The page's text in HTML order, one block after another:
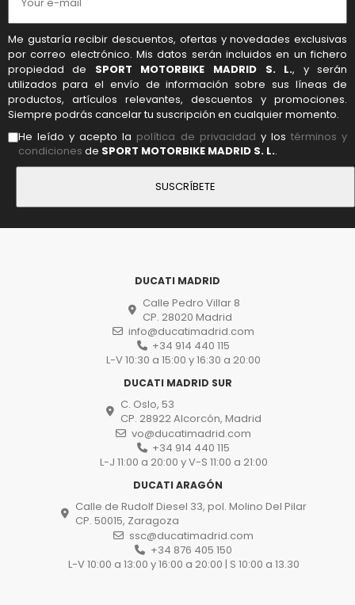
Me gustaría recibir descuentos, ofertas y novedades exclusivas
por correo electrónico. Mis datos serán incluidos en un fichero
propiedad de SPORT MOTORBIKE MADRID S. L., y serán
utilizados para el envío de información sobre sus líneas de
productos, artículos relevantes, descuentos y promociones.
Siempre podrás cancelar tu suscripción en cualquier momento.
He leído y acepto la política de privacidad y lostérminos y
condiciones de SPORT MOTORBIKE MADRID S. L..
DUCATI MADRID
Calle Pedro Villar 8
CP. 28020 Madrid
info@ducatimadrid.com
+34 914 440 115
L-V 10:30 a 15:00 y 16:30 a 20:00
DUCATI MADRID SUR
C. Oslo, 53
CP. 28922 Alcorcón, Madrid
vo@ducatimadrid.com
+34 914 440 115
L-J 11:00 a 20:00 y V-S 11:00 a 21:00
DUCATI ARAGÓN
Calle de Rudolf Diesel 33, pol. Molino Del Pilar
CP. 50015, Zaragoza
ssc@ducatimadrid.com
+34 876 405 150
L-V 10:00 a 13:00 y 16:00 a 20:00 | S 10:00 a 13.30